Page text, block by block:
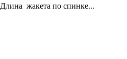
жакета по спинке...